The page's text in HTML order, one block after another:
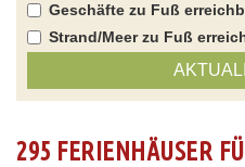
Geschäfte zu Fuß
Strand/Meer zu Fuß
295 FERIENHÄUSER